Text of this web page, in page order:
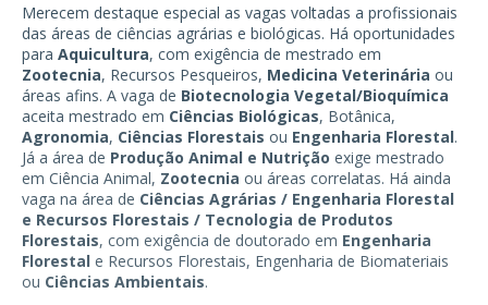
Merecem destaque especial as vagas voltadas a profissionais
das áreas de ciências agrárias e biológicas. Há oportunidades
para Aquicultura, com exigência de mestrado em
Zootecnia, Recursos Pesqueiros, Medicina Veterinária ou
áreas afins. A vaga de Biotecnologia Vegetal/Bioquímica
aceita mestrado em Ciências Biológicas, Botânica,
Agronomia, Ciências Florestais ou Engenharia Florestal.
Já a área de Produção Animal e Nutrição exige mestrado
em Ciência Animal, Zootecnia ou áreas correlatas. Há ainda
vaga na área de Ciências Agrárias / Engenharia Florestal
e Recursos Florestais / Tecnologia de Produtos
Florestais, com exigência de doutorado em Engenharia
Florestal e Recursos Florestais, Engenharia de Biomateriais
ou Ciências Ambientais.